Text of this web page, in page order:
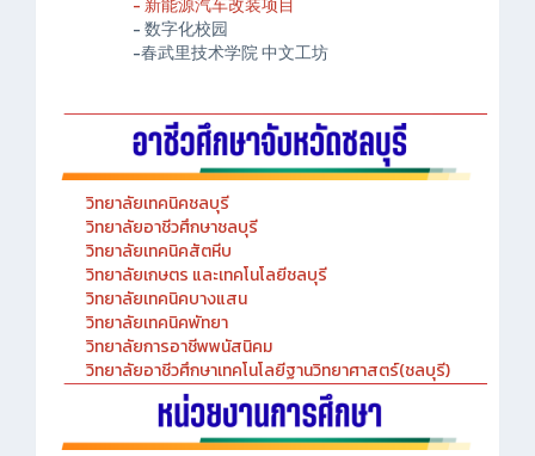
- 机械臂机器人维修实训中心
- 新能源汽车改装项目
- 数字化校园
วิทยาลัยเทคนิคชลบุรี
วิทยาลัยอาชีวศึกษาชลบุรี
วิทยาลัยเทคนิคสัตหีบ
วิทยาลัยเกษตร และเทคโนโลยีชลบุรี
วิทยาลัยเทคนิคบางแสน
วิทยาลัยเทคนิคพัทยา
วิทยาลัยการอาชีพพนัสนิคม
วิทยาลัยอาชีวศึกษาเทคโนโลยีฐานวิทยาศาสตร์(ชลบุรี)